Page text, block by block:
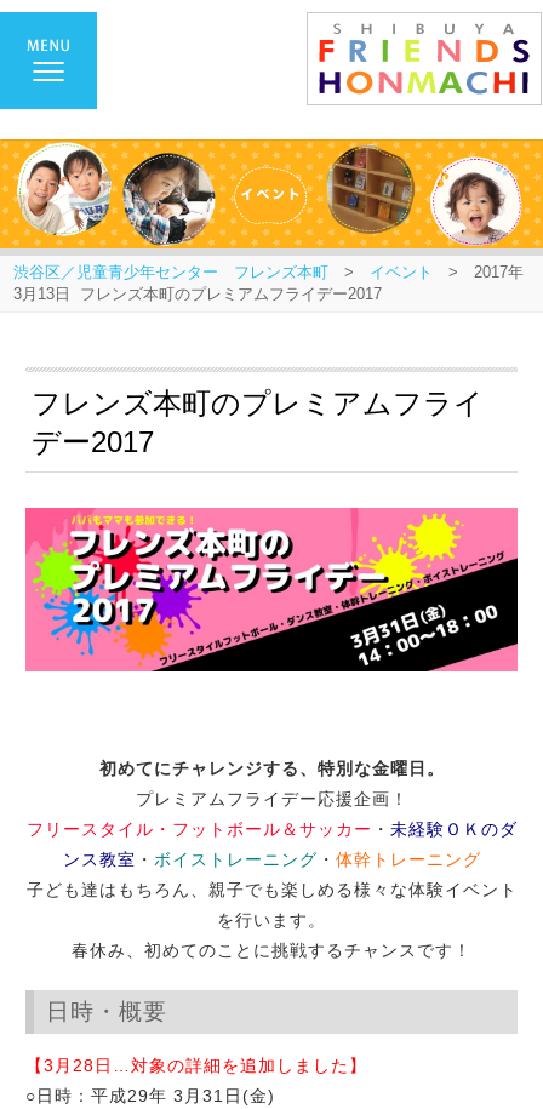
渋谷区／児童青少年センター フレンズ本町 > イベント
> 2017年
3月13日 フレンズ本町のプレミアムフライデー2017
フレンズ本町のプレミアムフライ
デー2017
初めてにチャレンジする、特別な金曜日。
プレミアムフライデー応援企画！
フリースタイル・フットボール＆サッカー ・ 未経験ＯＫのダ
ンス教室 ・ ボイストレーニング ・ 体幹トレーニング
子ども達はもちろん、親子でも楽しめる様々な体験イベント
を行います。
春休み、初めてのことに挑戦するチャンスです！
日時・概要
【3月28日…対象の詳細を追加しました】
○日時：平成29年 3月31日(金)